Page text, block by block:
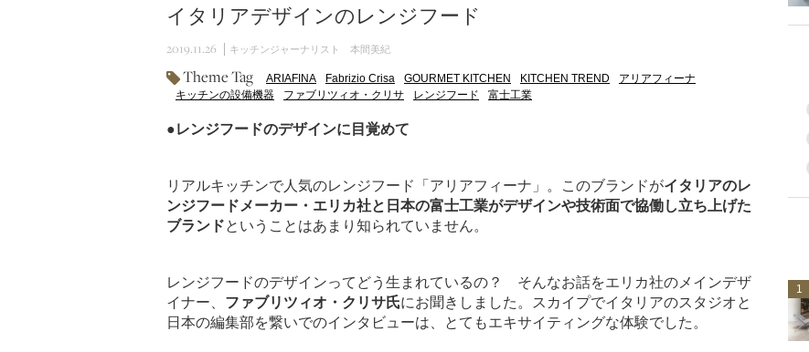
イタリアデザインのレンジフード
2019.11.26 キッチンジャーナリスト 本間美紀
Theme Tag ARIAFINA Fabrizio Crisa GOURMET KITCHEN KITCHEN TREND
アリアフィーナ
キッチンの設備機器
ファブリツィオ・クリサ レンジフード 富士工業
●レンジフードのデザインに目覚めて
リアルキッチンで人気のレンジフード「アリアフィーナ」。このブランドがイタリアのレ
ンジフードメーカー・エリカ社と日本の富士工業がデザインや技術面で協働し立ち上げた
ブランドということはあまり知られていません。
レンジフードのデザインってどう生まれているの？ そんなお話をエリカ社のメインデザ
イナー、 ファブリツィオ・クリサ氏にお聞きしました。スカイプでイタリアのスタジオと
日本の編集部を繋いでのインタビューは、とてもエキサイティングな体験でした。
1